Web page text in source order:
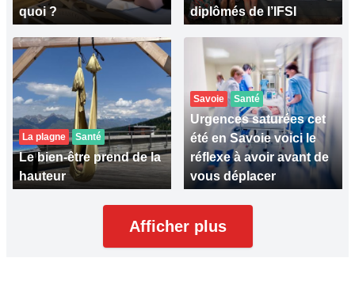
quoi ?
diplômés de l’IFSI
La plagne Santé
Le bien-être prend de la
hauteur
Savoie Santé
Urgences saturées cet
été en Savoie voici le
réflexe à avoir avant de
vous déplacer
Afficher plus